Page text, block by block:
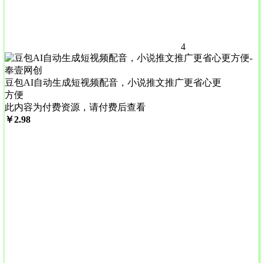
4
豆包AI自动生成短视频配音，小说推文推广更省心更
方便
此内容为付费资源，请付费后查看
￥2.98